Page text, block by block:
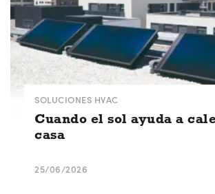
SOLUCIONES HVAC
Cuando el sol ayuda a
casa
25/06/2026